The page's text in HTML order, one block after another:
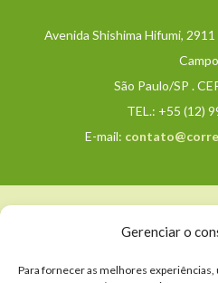
Gerenciar o
Para fornecer as melhores
Avenida Shishima Hifumi,
São Paulo/SP .
TEL.: +55 (12)
E-mail:
Política de
© 2025. Todos os